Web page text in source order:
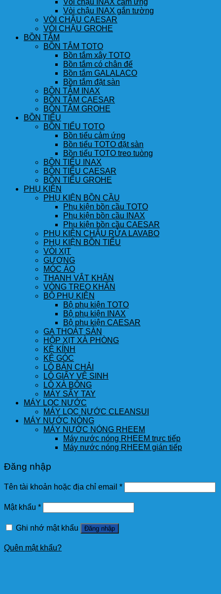
Vòi chậu INAX cảm ứng
Vòi chậu INAX gắn tường
VÒI CHẬU CAESAR
VÒI CHẬU GROHE
BỒN TẮM
BỒN TẮM TOTO
Bồn tắm xây TOTO
Bồn tắm có chân đế
Bồn tắm GALALACO
Bồn tắm đặt sàn
BỒN TẮM INAX
BỒN TẮM CAESAR
BỒN TẮM GROHE
BỒN TIỂU
BỒN TIỂU TOTO
Bồn tiểu cảm ứng
Bồn tiểu TOTO đặt sàn
Bồn tiểu TOTO treo tuòng
BỒN TIỂU INAX
BỒN TIỂU CAESAR
BỒN TIỂU GROHE
PHỤ KIỆN
PHỤ KIỆN BỒN CẦU
Phụ kiện bồn cầu TOTO
Phụ kiện bồn cầu INAX
Phụ kiện bồn cầu CAESAR
PHỤ KIỆN CHẬU RỬA LAVABO
PHỤ KIỆN BỒN TIỂU
VÒI XỊT
GƯƠNG
MÓC ÁO
THANH VẮT KHĂN
VÒNG TREO KHĂN
BỘ PHỤ KIỆN
Bộ phụ kiện TOTO
Bộ phụ kiện INAX
Bộ phụ kiện CAESAR
GA THOÁT SÀN
HỘP XỊT XÀ PHÒNG
KỆ KÍNH
KỆ GÓC
LÔ BÀN CHẢI
LÔ GIẤY VỆ SINH
LÔ XÀ BÔNG
MÁY SẤY TAY
MÁY LỌC NƯỚC
MÁY LỌC NƯỚC CLEANSUI
MÁY NƯỚC NÓNG
MÁY NƯỚC NÓNG RHEEM
Máy nước nóng RHEEM trực tiếp
Máy nước nóng RHEEM gián tiếp
Đăng nhập
Tên tài khoản hoặc địa chỉ email *
Mật khẩu *
Ghi nhớ mật khẩu Đăng nhập
Quên mật khẩu?